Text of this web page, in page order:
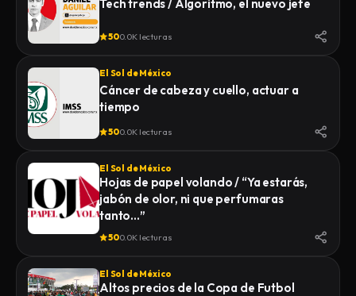
Tech trends / Algoritmo, el nuevo jefe
500.0K lecturas
El Sol de México
Cáncer de cabeza y cuello, actuar a
tiempo
500.0K lecturas
El Sol de México
Hojas de papel volando / “Ya estarás,
jabón de olor, ni que perfumaras
tanto…”
500.0K lecturas
El Sol de México
Altos precios de la Copa de Futbol